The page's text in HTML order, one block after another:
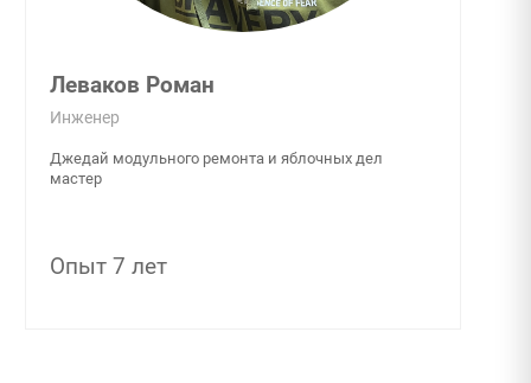
Леваков Роман
Инженер
Джедай модульного ремонта и яблочных дел
мастер
Опыт 7 лет